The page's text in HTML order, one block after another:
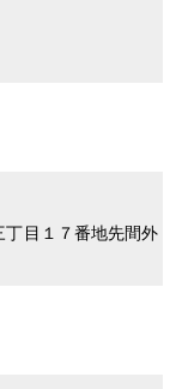
丁目１７番地先間外